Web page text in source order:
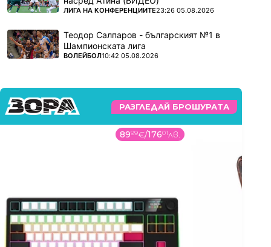
ПОВЕЧЕ ОТ
ЛИГА НА КОНФЕРЕНЦИИТЕ23:26 05.08.2026
Теодор Салпаров - българският №1 в
Шампионската лига
ПОВЕЧЕ ОТ
ВОЛЕЙБОЛ10:42 05.08.2026
РАЗГЛЕДАЙ БРОШУРАТА
8999€/17601лв.